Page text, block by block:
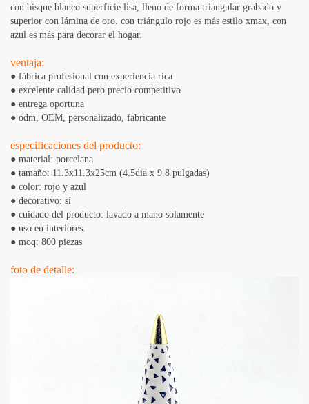
con bisque blanco superficie lisa, lleno de forma triangular grabado y
superior con lámina de oro. con triángulo rojo es más estilo xmax, con
azul es más para decorar el hogar.
ventaja:
● fábrica profesional con experiencia rica
● excelente calidad pero precio competitivo
● entrega oportuna
● odm, OEM, personalizado, fabricante
especificaciones del producto:
● material: porcelana
● tamaño: 11.3x11.3x25cm (4.5dia x 9.8 pulgadas)
● color: rojo y azul
● decorativo: sí
● cuidado del producto: lavado a mano solamente
● uso en interiores.
● moq: 800 piezas
foto de detalle: